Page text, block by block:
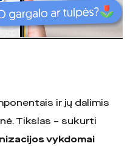
ir jų dalimis
Tikslas – sukurti
vykdomai